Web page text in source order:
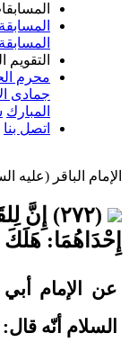
التقويم
محرم
جمادى
المبارك
اتصل بنا
الإمام الباقر (عليه
(٢٧٢)
إِحْدَاهُمَا:
عن الإمام
السلام أنّه قال: